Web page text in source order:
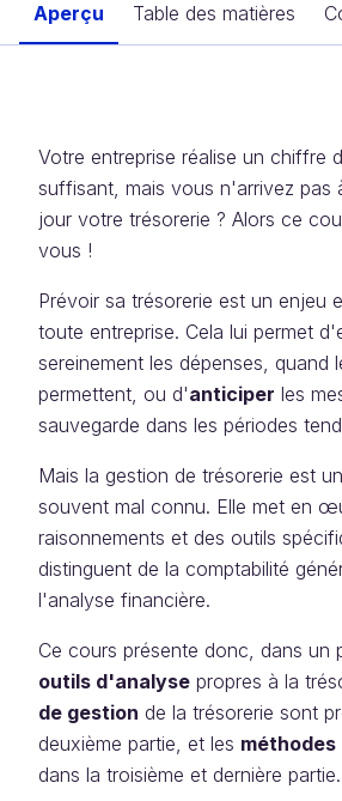
Aperçu Table des matières
Votre entreprise réalise un chiffre
suffisant, mais vous n'arrivez pas
jour votre trésorerie ? Alors ce
vous !
Prévoir sa trésorerie est un enjeu
toute entreprise. Cela lui permet
sereinement les dépenses, quand
permettent, ou d'anticiper les
sauvegarde dans les périodes
Mais la gestion de trésorerie est
souvent mal connu. Elle met en
raisonnements et des outils
distinguent de la comptabilité
l'analyse financière.
Ce cours présente donc, dans un
outils d'analyse propres à la
de gestion de la trésorerie sont
deuxième partie, et les méthodes
dans la troisième et dernière partie.